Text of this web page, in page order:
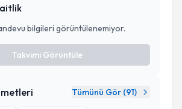
bilgileri görüntülenemiyor.
Takvimi Görüntüle
Tümünü Gör (91)